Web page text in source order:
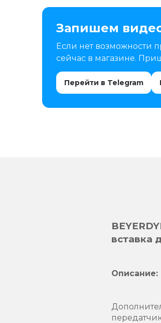
Запишем
Если нет возможности
сейчас в магазине.
Перейти в Telegram
вставка
Описание: